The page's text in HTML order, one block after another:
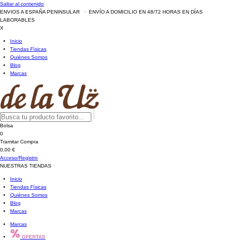
Saltar al contenido
ENVIOS A ESPAÑA PENINSULAR · ENVÍO A DOMICILIO EN 48/72 HORAS EN DÍAS
LABORABLES
X
Inicio
Tiendas Físicas
Quiénes Somos
Blog
Marcas
Bolsa
0
Tramitar Compra
0,00 €
Acceso/Registro
NUESTRAS TIENDAS
Inicio
Tiendas Físicas
Quiénes Somos
Blog
Marcas
Marcas
OFERTAS